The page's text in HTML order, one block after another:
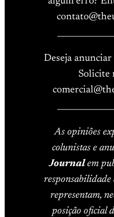
Deseja anunciar
Solicite
As opiniões
colunistas e
Journalem
responsabilidade
representam,
posição oficial